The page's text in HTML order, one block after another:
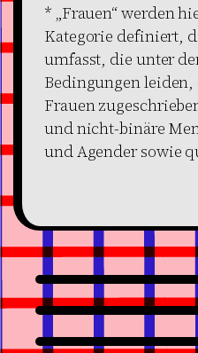
* „Frauen“ werden
Kategorie definiert,
umfasst, die unter
Bedingungen
Frauen
und nicht-binäre
und Agender sowie